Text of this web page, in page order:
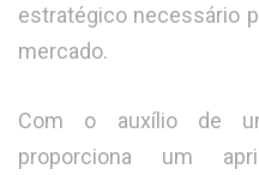
estratégico necessário
mercado.
Com o auxílio de
proporciona um